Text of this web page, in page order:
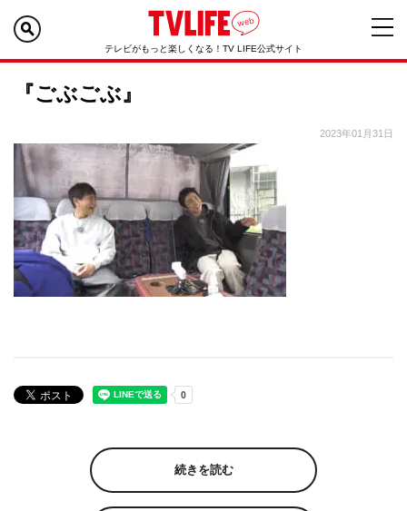
テレビがもっと楽しくなる！TV LIFE公式サイト
『ごぶごぶ』
2023年01月31日
続きを読む